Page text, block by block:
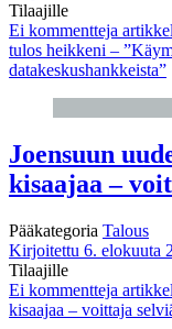
Tilaajille
Ei kommentteja
tulos heikkeni –
datakeskushankkeista”
Joensuun
kisaajaa –
Pääkategoria Talous
Kirjoitettu 6. elokuuta
Tilaajille
Ei kommentteja
kisaajaa – voittaja